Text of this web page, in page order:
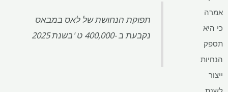
תפוקת הנחושת של לאס במבאס
נקבעת ב -400,000 ט 'בשנת 2025